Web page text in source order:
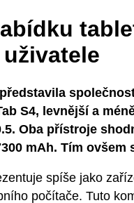
S4, levnější a
Oba přístroje
mAh. Tím ovšem
spíše jako
počítače. Tuto